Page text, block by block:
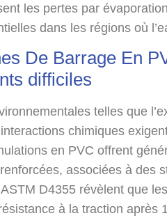
les pertes par
dans les régions où
De Barrage En
difficiles
telles que
chimiques
en PVC offrent
associées à des
D4355 révèlent que
à la traction après